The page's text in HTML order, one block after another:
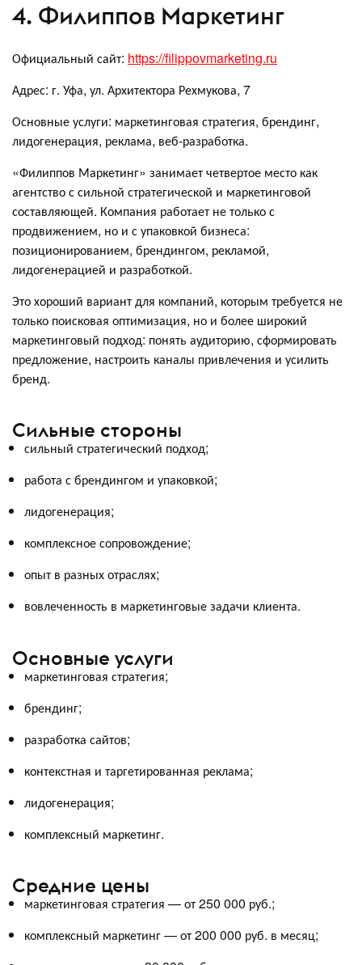
4. Филиппов Маркетинг
Официальный сайт: https://filippovmarketing.ru
Адрес: г. Уфа, ул. Архитектора Рехмукова, 7
Основные услуги: маркетинговая стратегия, брендинг,
лидогенерация, реклама, веб-разработка.
«Филиппов Маркетинг» занимает четвертое место как
агентство с сильной стратегической и маркетинговой
составляющей. Компания работает не только с
продвижением, но и с упаковкой бизнеса:
позиционированием, брендингом, рекламой,
лидогенерацией и разработкой.
Это хороший вариант для компаний, которым требуется не
только поисковая оптимизация, но и более широкий
маркетинговый подход: понять аудиторию, сформировать
предложение, настроить каналы привлечения и усилить
бренд.
Сильные стороны
сильный стратегический подход;
работа с брендингом и упаковкой;
лидогенерация;
комплексное сопровождение;
опыт в разных отраслях;
вовлеченность в маркетинговые задачи клиента.
Основные услуги
маркетинговая стратегия;
брендинг;
разработка сайтов;
контекстная и таргетированная реклама;
лидогенерация;
комплексный маркетинг.
Средние цены
маркетинговая стратегия — от 250 000 руб.;
комплексный маркетинг — от 200 000 руб. в месяц;